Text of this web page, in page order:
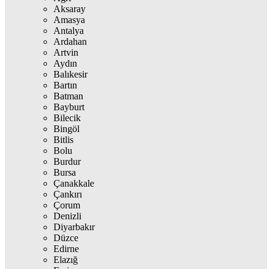
Aksaray
Amasya
Antalya
Ardahan
Artvin
Aydın
Balıkesir
Bartın
Batman
Bayburt
Bilecik
Bingöl
Bitlis
Bolu
Burdur
Bursa
Çanakkale
Çankırı
Çorum
Denizli
Diyarbakır
Düzce
Edirne
Elazığ